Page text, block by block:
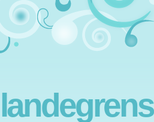
landegrens